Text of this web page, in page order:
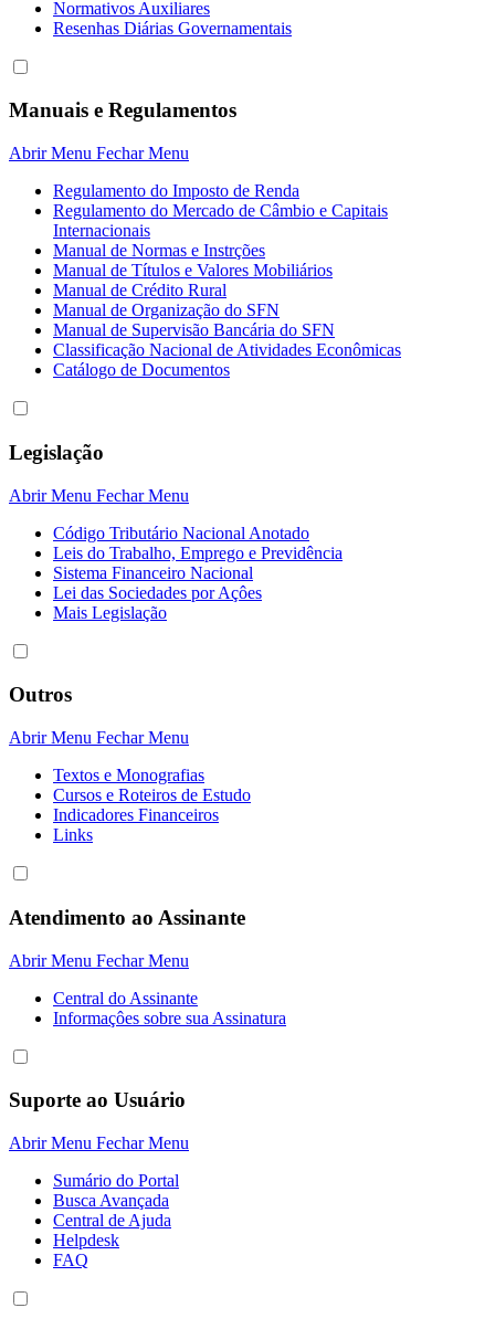
Normativos Auxiliares
Resenhas Diárias Governamentais
Manuais e Regulamentos
Abrir Menu Fechar Menu
Regulamento do Imposto de Renda
Regulamento do Mercado de Câmbio e Capitais
Internacionais
Manual de Normas e Instrções
Manual de Títulos e Valores Mobiliários
Manual de Crédito Rural
Manual de Organização do SFN
Manual de Supervisão Bancária do SFN
Classificação Nacional de Atividades Econômicas
Catálogo de Documentos
Legislação
Abrir Menu Fechar Menu
Código Tributário Nacional Anotado
Leis do Trabalho, Emprego e Previdência
Sistema Financeiro Nacional
Lei das Sociedades por Açôes
Mais Legislação
Outros
Abrir Menu Fechar Menu
Textos e Monografias
Cursos e Roteiros de Estudo
Indicadores Financeiros
Links
Atendimento ao Assinante
Abrir Menu Fechar Menu
Central do Assinante
Informaçôes sobre sua Assinatura
Suporte ao Usuário
Abrir Menu Fechar Menu
Sumário do Portal
Busca Avançada
Central de Ajuda
Helpdesk
FAQ